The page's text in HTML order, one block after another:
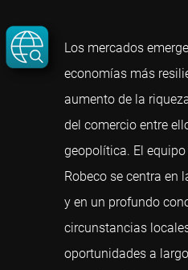
Los mercados
economías más
aumento de la
del comercio entre
geopolítica. El
Robeco se centra en
y en un profundo
circunstancias
oportunidades a